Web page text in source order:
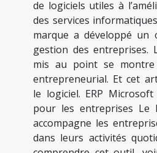
de logiciels utiles à
des services
marque a développé
gestion des entreprises.
mis au point se montre
entrepreneurial. Et cet
le logiciel. ERP
pour les entreprises Le
accompagne les
dans leurs activités